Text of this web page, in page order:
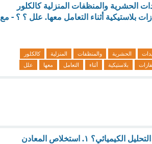
الحشرية والمنظفات المنزلية كالكلور
بلاستيكية أثناء التعامل معها. علل ؟ ؟ - مع
الحشرية والمنظفات المنزلية
كالكلور
بلاستيكية أثناء التعامل معها علل
أي مما يلي يعد مثالًا على التدوير باستخدام التحليل الكيميائي؟ ١. استخلاص المعادن